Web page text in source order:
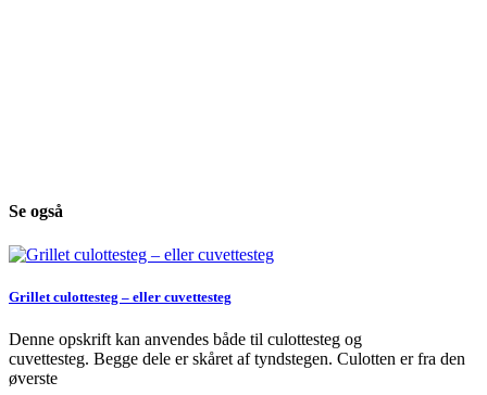
Se også
Grillet culottesteg – eller cuvettesteg
Denne opskrift kan anvendes både til culottesteg og
cuvettesteg. Begge dele er skåret af tyndstegen. Culotten er fra den
øverste